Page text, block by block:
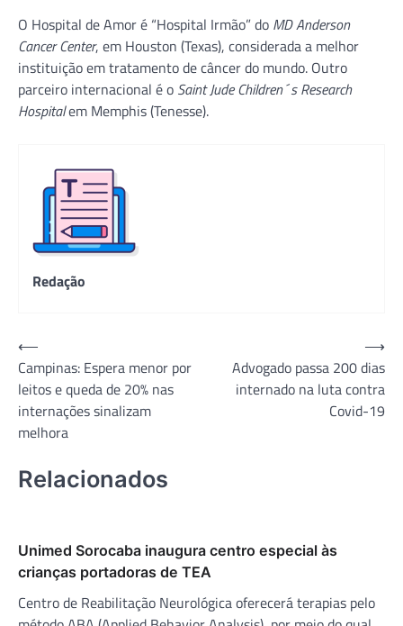
O Hospital de Amor é “Hospital Irmão” do MD Anderson
Cancer Center, em Houston (Texas), considerada a melhor
instituição em tratamento de câncer do mundo. Outro
parceiro internacional é o Saint Jude Children´s Research
Hospitalem Memphis (Tenesse).
Redação
Navegação
de
Post
⟵
Campinas: Espera menor por
leitos e queda de 20% nas
internações sinalizam
melhora
Advogado passa 200 dias
internado na luta contra
Covid-19
⟶
Relacionados
Unimed Sorocaba inaugura centro especial às
crianças portadoras de TEA
Centro de Reabilitação Neurológica oferecerá terapias pelo